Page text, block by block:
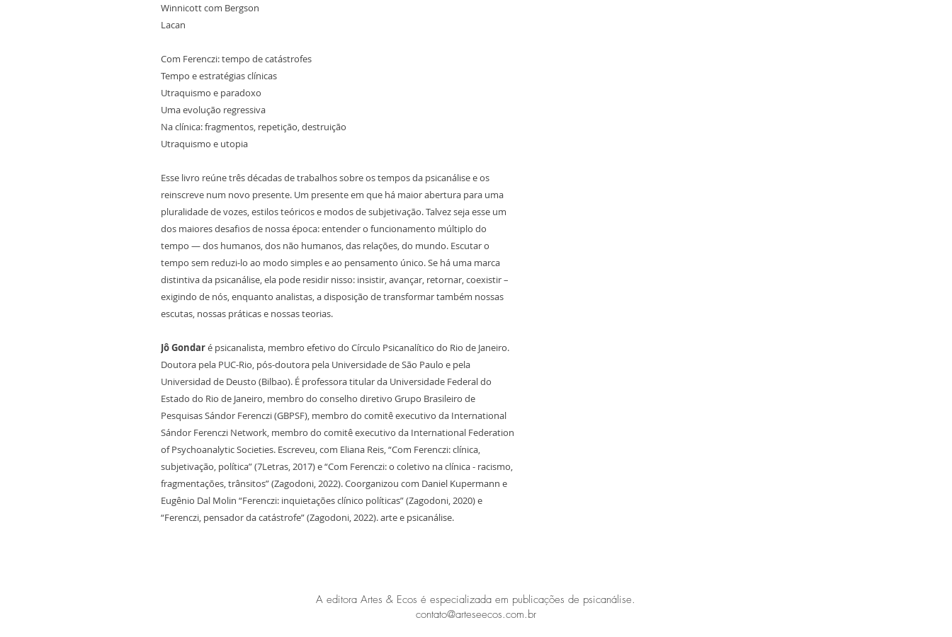
Winnicott com Bergson
Lacan
Com Ferenczi: tempo de catástrofes
Tempo e estratégias clínicas
Utraquismo e paradoxo
Uma evolução regressiva
Na clínica: fragmentos, repetição, destruição
Utraquismo e utopia
Esse livro reúne três décadas de trabalhos sobre os tempos da psicanálise e os
reinscreve num novo presente. Um presente em que há maior abertura para uma
pluralidade de vozes, estilos teóricos e modos de subjetivação. Talvez seja esse um
dos maiores desafios de nossa época: entender o funcionamento múltiplo do
tempo — dos humanos, dos não humanos, das relações, do mundo. Escutar o
tempo sem reduzi-lo ao modo simples e ao pensamento único. Se há uma marca
distintiva da psicanálise, ela pode residir nisso: insistir, avançar, retornar, coexistir –
exigindo de nós, enquanto analistas, a disposição de transformar também nossas
escutas, nossas práticas e nossas teorias.
Jô Gondaré psicanalista, membro efetivo do Círculo Psicanalítico do Rio de Janeiro.
Doutora pela PUC-Rio, pós-doutora pela Universidade de São Paulo e pela
Universidad de Deusto (Bilbao). É professora titular da Universidade Federal do
Estado do Rio de Janeiro, membro do conselho diretivo Grupo Brasileiro de
Pesquisas Sándor Ferenczi (GBPSF), membro do comitê executivo da International
Sándor Ferenczi Network, membro do comitê executivo da International Federation
of Psychoanalytic Societies. Escreveu, com Eliana Reis, “Com Ferenczi: clínica,
subjetivação, política” (7Letras, 2017) e “Com Ferenczi: o coletivo na clínica - racismo,
fragmentações, trânsitos” (Zagodoni, 2022). Coorganizou com Daniel Kupermann e
Eugênio Dal Molin “Ferenczi: inquietações clínico políticas” (Zagodoni, 2020) e
“Ferenczi, pensador da catástrofe” (Zagodoni, 2022). arte e psicanálise.
A editora Artes & Ecos é especializada em publicações de psicanálise.
contato@arteseecos.com.br